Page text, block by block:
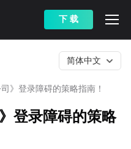
下 载
》登录障碍的策略指南！
简体中文
登录障碍的策略